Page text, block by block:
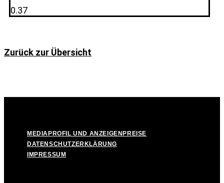
Zurück zur Übersicht
MEDIAPROFIL UND ANZEIGENPREISE
DATENSCHUTZERKLÄRUNG
IMPRESSUM